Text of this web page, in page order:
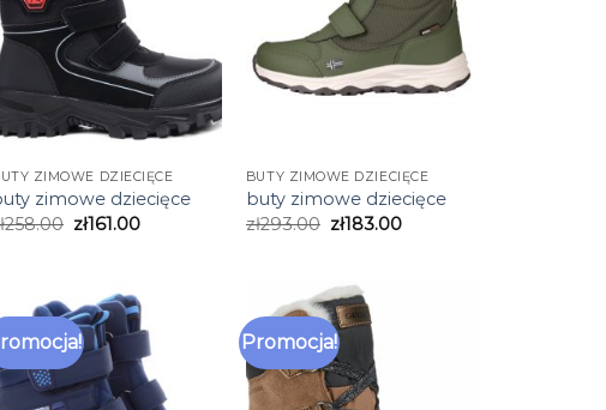
ZIMOWE DZIECIĘCE
zimowe dziecięce
258.00 zł161.00
BUTY ZIMOWE DZIECIĘCE
buty zimowe dziecięce
zł293.00 zł183.00
Promocja!